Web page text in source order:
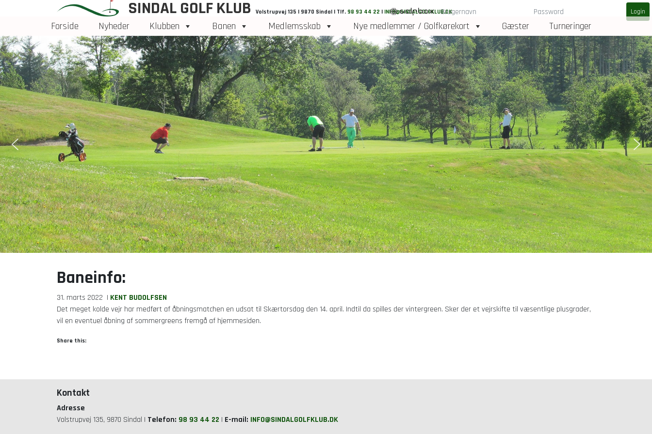
SINDAL GOLF KLUB Volstrupvej 135 | 9870 Sindal | Tlf. 98 93 44 22 | INFO@SINDALGOLFKLUB.DK
Forside Nyheder Klubben Banen Medlemsskab Nye medlemmer / Golfkørekort Gæster Turneringer
Baneinfo:
31. marts 2022 | KENT BUDOLFSEN
Det meget kolde vejr har medført af åbningsmatchen en udsat til Skærtorsdag den 14. april. Indtil da spilles der vintergreen. Sker der et vejrskifte til væsentlige plusgrader,
vil en eventuel åbning af sommergreens fremgå af hjemmesiden.
Share this:
Kontakt
Adresse
Volstrupvej 135, 9870 Sindal | Telefon: 98 93 44 22 | E-mail: INFO@SINDALGOLFKLUB.DK